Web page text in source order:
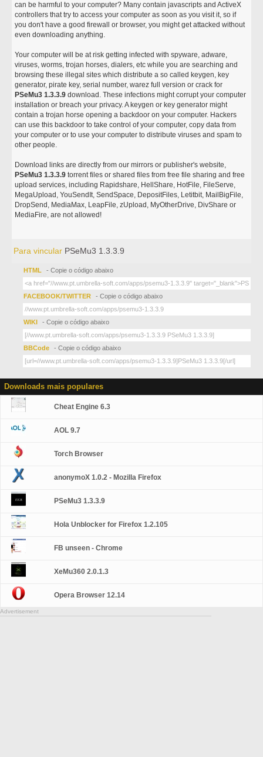
can be harmful to your computer? Many contain javascripts and ActiveX
controllers that try to access your computer as soon as you visit it, so if
you don't have a good firewall or browser, you might get attacked without
even downloading anything.
Your computer will be at risk getting infected with spyware, adware,
viruses, worms, trojan horses, dialers, etc while you are searching and
browsing these illegal sites which distribute a so called keygen, key
generator, pirate key, serial number, warez full version or crack for
PSeMu3 1.3.3.9 download. These infections might corrupt your computer
installation or breach your privacy. A keygen or key generator might
contain a trojan horse opening a backdoor on your computer. Hackers
can use this backdoor to take control of your computer, copy data from
your computer or to use your computer to distribute viruses and spam to
other people.
Download links are directly from our mirrors or publisher's website,
PSeMu3 1.3.3.9 torrent files or shared files from free file sharing and free
upload services, including Rapidshare, HellShare, HotFile, FileServe,
MegaUpload, YouSendIt, SendSpace, DepositFiles, Letitbit, MailBigFile,
DropSend, MediaMax, LeapFile, zUpload, MyOtherDrive, DivShare or
MediaFire, are not allowed!
Para vincular PSeMu3 1.3.3.9
HTML - Copie o código abaixo
FACEBOOK/TWITTER - Copie o código abaixo
WIKI - Copie o código abaixo
BBCode - Copie o código abaixo
Downloads mais populares
Cheat Engine 6.3
AOL 9.7
Torch Browser
anonymoX 1.0.2 - Mozilla Firefox
PSeMu3 1.3.3.9
Hola Unblocker for Firefox 1.2.105
FB unseen - Chrome
XeMu360 2.0.1.3
Opera Browser 12.14
Advertisement